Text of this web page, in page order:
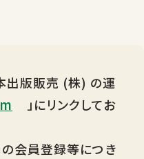
出版販売 (株) の運
」にリンクしてお
会員登録等につき